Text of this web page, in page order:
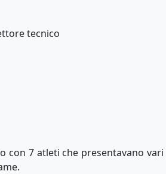
tecnico
con 7 atleti che presentavano